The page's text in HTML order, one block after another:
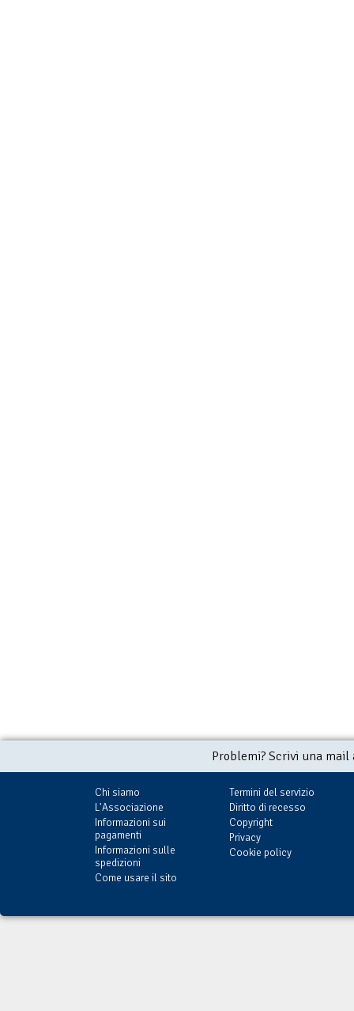
Problemi? Scrivi una
Chi siamo
L'Associazione
Informazioni sui
pagamenti
Informazioni sulle
spedizioni
Come usare il sito
Termini del servizio
Diritto di recesso
Copyright
Privacy
Cookie policy